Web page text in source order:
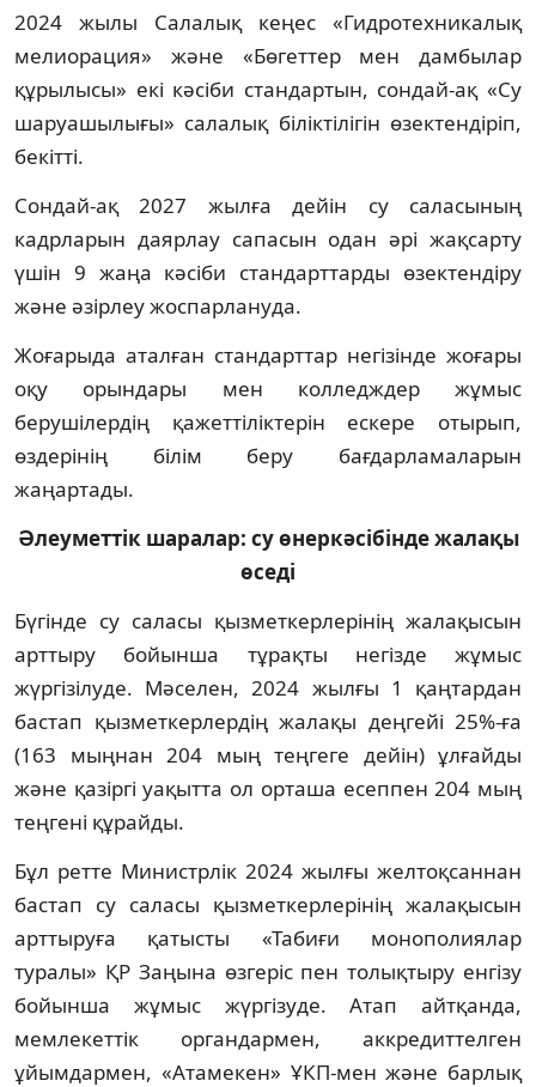
2024 жылы Салалық кеңес «Гидротехникалық
мелиорация» және «Бөгеттер мен дамбылар
құрылысы» екі кәсіби стандартын, сондай-ақ «Су
шаруашылығы» салалық біліктілігін өзектендіріп,
бекітті.
Сондай-ақ 2027 жылға дейін су саласының
кадрларын даярлау сапасын одан әрі жақсарту
үшін 9 жаңа кәсіби стандарттарды өзектендіру
және әзірлеу жоспарлануда.
Жоғарыда аталған стандарттар негізінде жоғары
оқу орындары мен колледждер жұмыс
берушілердің қажеттіліктерін ескере отырып,
өздерінің білім беру бағдарламаларын
жаңартады.
Әлеуметтік шаралар: су өнеркәсібінде жалақы
өседі
Бүгінде су саласы қызметкерлерінің жалақысын
арттыру бойынша тұрақты негізде жұмыс
жүргізілуде. Мәселен, 2024 жылғы 1 қаңтардан
бастап қызметкерлердің жалақы деңгейі 25%-ға
(163 мыңнан 204 мың теңгеге дейін) ұлғайды
және қазіргі уақытта ол орташа есеппен 204 мың
теңгені құрайды.
Бұл ретте Министрлік 2024 жылғы желтоқсаннан
бастап су саласы қызметкерлерінің жалақысын
арттыруға қатысты «Табиғи монополиялар
туралы» ҚР Заңына өзгеріс пен толықтыру енгізу
бойынша жұмыс жүргізуде. Атап айтқанда,
мемлекеттік органдармен, аккредиттелген
ұйымдармен, «Атамекен» ҰКП-мен және барлық